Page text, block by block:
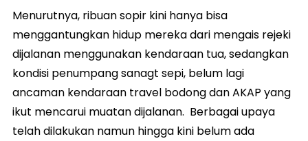
Menurutnya, ribuan sopir kini hanya bisa
menggantungkan hidup mereka dari mengais rejeki
dijalanan menggunakan kendaraan tua, sedangkan
kondisi penumpang sanagt sepi, belum lagi
ancaman kendaraan travel bodong dan AKAP yang
ikut mencarui muatan dijalanan. Berbagai upaya
telah dilakukan namun hingga kini belum ada